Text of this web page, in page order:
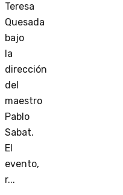
Teresa
Quesada
bajo
la
dirección
del
maestro
Pablo
Sabat.
El
evento,
r...